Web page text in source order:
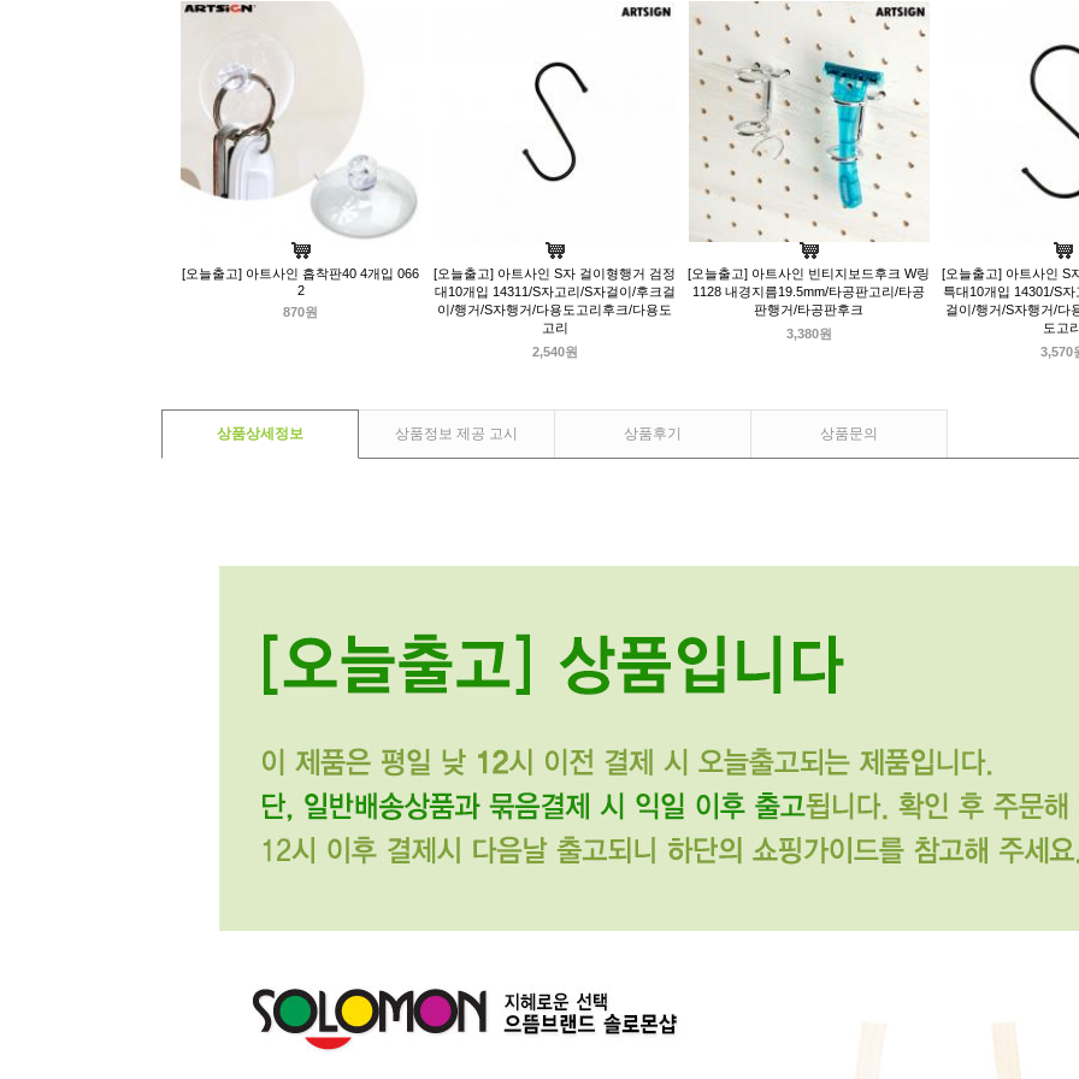
[오늘출고] 아트사인 흡착판40 4개입 066
2
870원
[오늘출고] 아트사인 S자 걸이형행거 검정
대10개입 14311/S자고리/S자걸이/후크걸
이/행거/S자행거/다용도고리후크/다용도
고리
2,540원
[오늘출고] 아트사인 빈티지보드후크 W링
1128 내경지름19.5mm/타공판고리/타공
판행거/타공판후크
3,380원
[오늘출고] 아트사인 S
특대10개입 14301/S
걸이/행거/S자행거/다
도고
3,570
상품상세정보 상품정보 제공 고시 상품후기 상품문의